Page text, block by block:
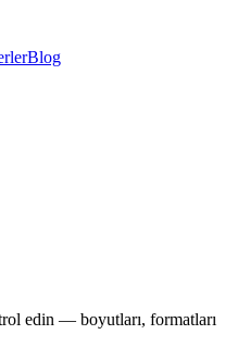
Blog
edin — boyutları, formatları